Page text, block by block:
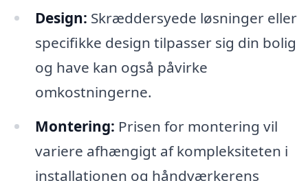
Design: Skræddersyede løsninger eller
specifikke design tilpasser sig din bolig
og have kan også påvirke
omkostningerne.
Montering: Prisen for montering vil
variere afhængigt af kompleksiteten i
installationen og håndværkerens